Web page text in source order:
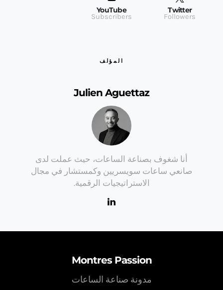
Twitter
Followers
YouTube
Subscribers
المؤلف
Julien Aguettaz
أنا شغوف بصناعة الساعات، حيث عملت لدى
صانعي ساعات سويسريين وكمستشار في مجال
الاستراتيجيات الرقمية.
Montres Passion
مدونة صناعة الساعات